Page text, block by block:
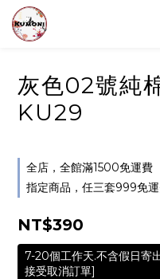
灰色02號純
KU29
全店，全館滿1500免運費
指定商品，任三套999免
NT$390
7-20個工作天.不含假日寄
接受取消訂單]